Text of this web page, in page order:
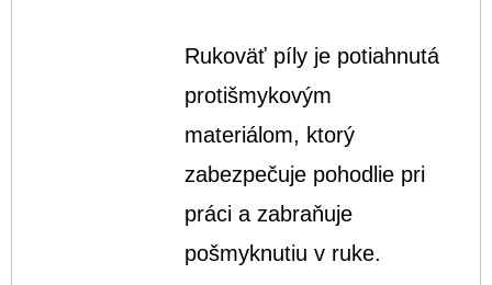
Rukoväť píly je potiahnutá
protišmykovým
materiálom, ktorý
zabezpečuje pohodlie pri
práci a zabraňuje
pošmyknutiu v ruke.